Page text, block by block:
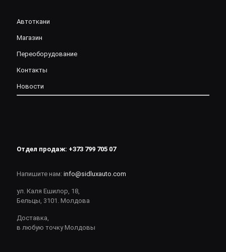
Автоткани
Магазин
Переоборудование
Контакты
Новости
Отдел продаж: +373 799 705 07
Напишите нам: info@sidluxauto.com
ул. Каля Ешилор, 18,
Бельцы, 3101. Молдова
Доставка,
в любую точку Молдовы